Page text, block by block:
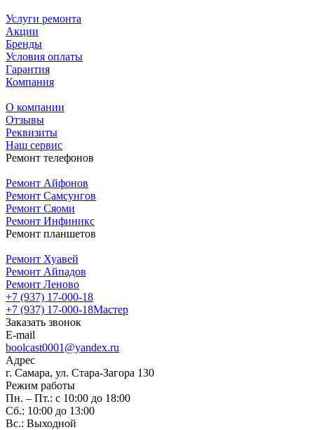
Услуги ремонта
Акции
Бренды
Условия оплаты
Гарантия
Компания
О компании
Отзывы
Реквизиты
Наш сервис
Ремонт телефонов
Ремонт Айфонов
Ремонт Самсунгов
Ремонт Сяоми
Ремонт Инфиникс
Ремонт планшетов
Ремонт Хуавей
Ремонт Айпадов
Ремонт Леново
+7 (937) 17-000-18
+7 (937) 17-000-18Мастер
Заказать звонок
E-mail
boolcast0001@yandex.ru
Адрес
г. Самара, ул. Стара-Загора 130
Режим работы
Пн. – Пт.: с 10:00 до 18:00
Сб.: 10:00 до 13:00
Вс.: Выходной